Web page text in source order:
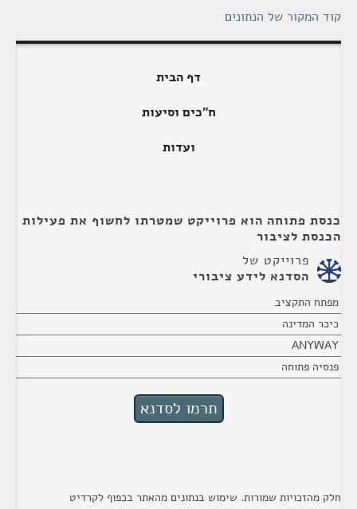
המקור של הנתונים
דף הבית
ח"כים וסיעות
ועדות
פתוחה הוא פרוייקט שמטרתו לחשוף את פעילות
לציבור
פרוייקט של
הסדנא לידע ציבורי
התקציב
המדינה
פתוחה
מהזכויות שמורות. שימוש בנתונים מהאתר בכפוף לקרדיט